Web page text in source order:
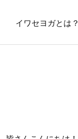
イワセヨガとは？